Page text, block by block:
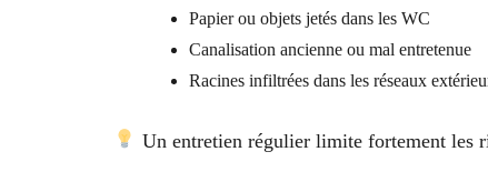
Papier ou objets jetés dans les WC
Canalisation ancienne ou mal entretenue
Racines infiltrées dans les réseaux
Un entretien régulier limite fortement les